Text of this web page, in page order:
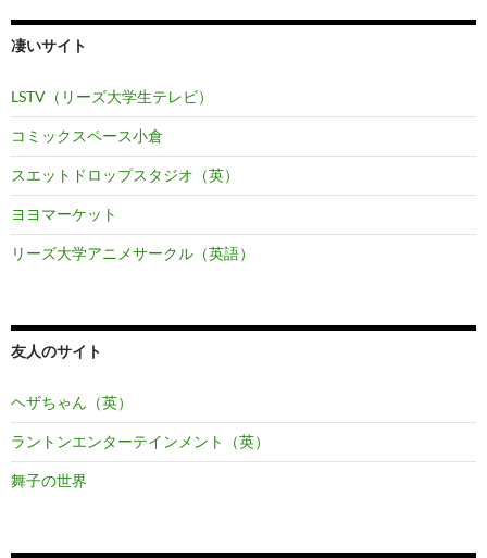
凄いサイト
LSTV（リーズ大学生テレビ）
コミックスペース小倉
スエットドロップスタジオ（英）
ヨヨマーケット
リーズ大学アニメサークル（英語）
友人のサイト
ヘザちゃん（英）
ラントンエンターテインメント（英）
舞子の世界